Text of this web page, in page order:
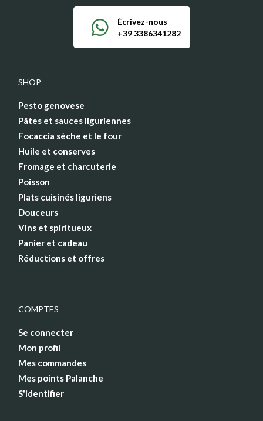
Écrivez-nous
+39 3386341282
SHOP
Pesto genovese
Pâtes et sauces liguriennes
Focaccia sèche et le four
Huile et conserves
Fromage et charcuterie
Poisson
Plats cuisinés liguriens
Douceurs
Vins et spiritueux
Panier et cadeau
Réductions et offres
COMPTES
Se connecter
Mon profil
Mes commandes
Mes points Palanche
S'identifier